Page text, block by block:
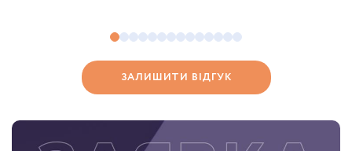
ЗАЛИШИТИ ВІДГУК